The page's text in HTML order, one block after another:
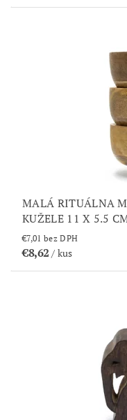
MALÁ RITUÁLNA
KUŽELE 11 X 5.5
€7,01 bez DPH
€8,62/ kus